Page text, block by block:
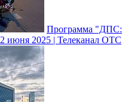
Программа "ДПС:
июня 2025 | Телеканал ОТС